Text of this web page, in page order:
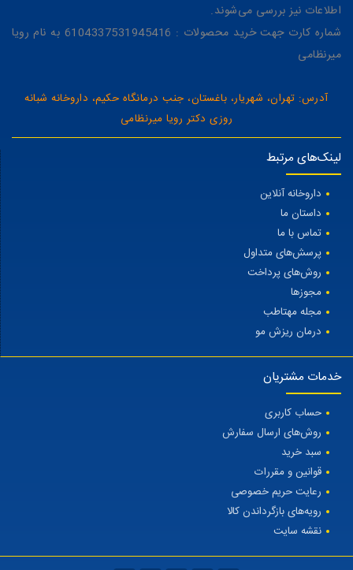
اطلاعات نیز بررسی می‌شوند.
شماره کارت جهت خرید محصولات : 6104337531945416 به نام رویا
میرنظامی
آدرس: تهران، شهریار، باغستان، جنب درمانگاه حکیم، داروخانه شبانه
روزی دکتر رویا میرنظامی
لینک‌های مرتبط
داروخانه آنلاین
داستان ما
تماس با ما
پرسش‌های متداول
روش‌های پرداخت
مجوزها
مجله مهتاطب
درمان ریزش مو
خدمات مشتریان
حساب کاربری
روش‌های ارسال سفارش
سبد خرید
قوانین و مقررات
رعایت حریم خصوصی
رویه‌های بازگرداندن کالا
نقشه سایت